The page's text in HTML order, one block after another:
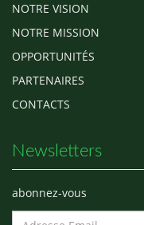
NOTRE VISION
NOTRE MISSION
OPPORTUNITÉS
PARTENAIRES
CONTACTS
Newsletters
abonnez-vous